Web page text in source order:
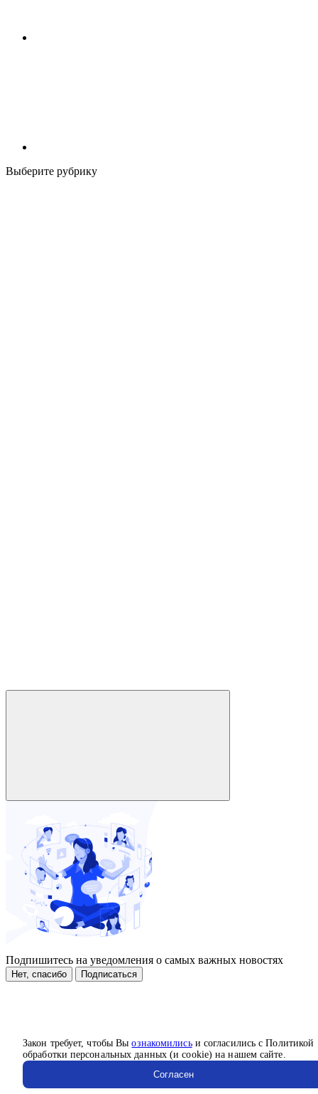
Закон требует, чтобы Выознакомилисьи согласились с Политикой
обработки персональных данных (и cookie) на нашем сайте.
Согласен
Выберите рубрику
Подпишитесь на уведомления о самых важных новостях
Нет, спасибо Подписаться